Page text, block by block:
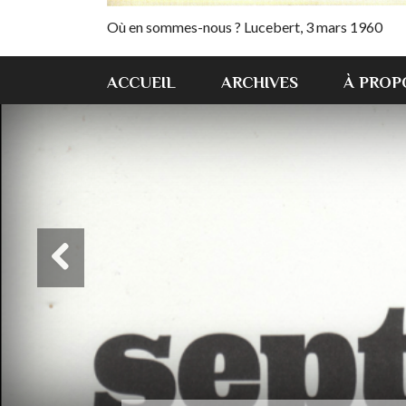
Où en sommes-nous ? Lucebert, 3 mars 1960
ACCUEIL ARCHIVES À